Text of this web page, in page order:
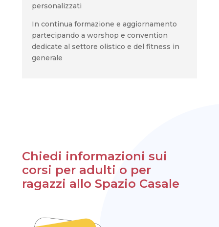
personalizzati
In continua formazione e aggiornamento
partecipando a worshop e convention
dedicate al settore olistico e del fitness in
generale
Chiedi informazioni sui
corsi per adulti o per
ragazzi allo Spazio Casale